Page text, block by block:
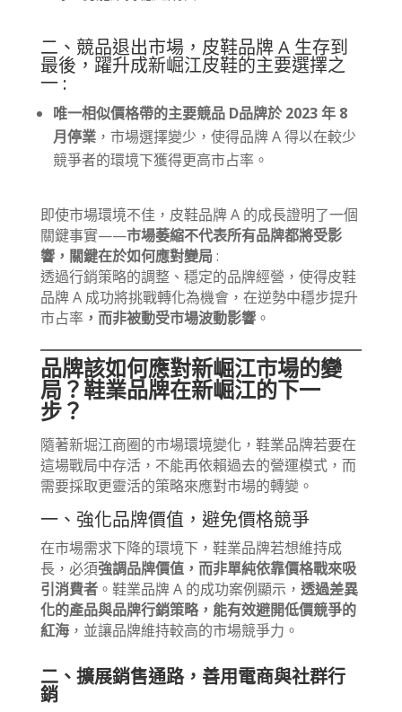
二、競品退出市場，皮鞋品牌 A 生存到
最後，躍升成新崛江皮鞋的主要選擇之
一 :
唯一相似價格帶的主要競品 D品牌於 2023 年 8
月停業，市場選擇變少，使得品牌 A 得以在較少
競爭者的環境下獲得更高市占率。
即使市場環境不佳，皮鞋品牌 A 的成長證明了一個
關鍵事實——市場萎縮不代表所有品牌都將受影
響，關鍵在於如何應對變局:
透過行銷策略的調整、穩定的品牌經營，使得皮鞋
品牌 A 成功將挑戰轉化為機會，在逆勢中穩步提升
市占率，而非被動受市場波動影響。
品牌該如何應對新崛江市場的變
局？鞋業品牌在新崛江的下一
步？
隨著新堀江商圈的市場環境變化，鞋業品牌若要在
這場戰局中存活，不能再依賴過去的營運模式，而
需要採取更靈活的策略來應對市場的轉變。
一、強化品牌價值，避免價格競爭
在市場需求下降的環境下，鞋業品牌若想維持成
長，必須強調品牌價值，而非單純依靠價格戰來吸
引消費者。鞋業品牌 A 的成功案例顯示， 透過差異
化的產品與品牌行銷策略，能有效避開低價競爭的
紅海，並讓品牌維持較高的市場競爭力。
二、擴展銷售通路，善用電商與社群行
銷